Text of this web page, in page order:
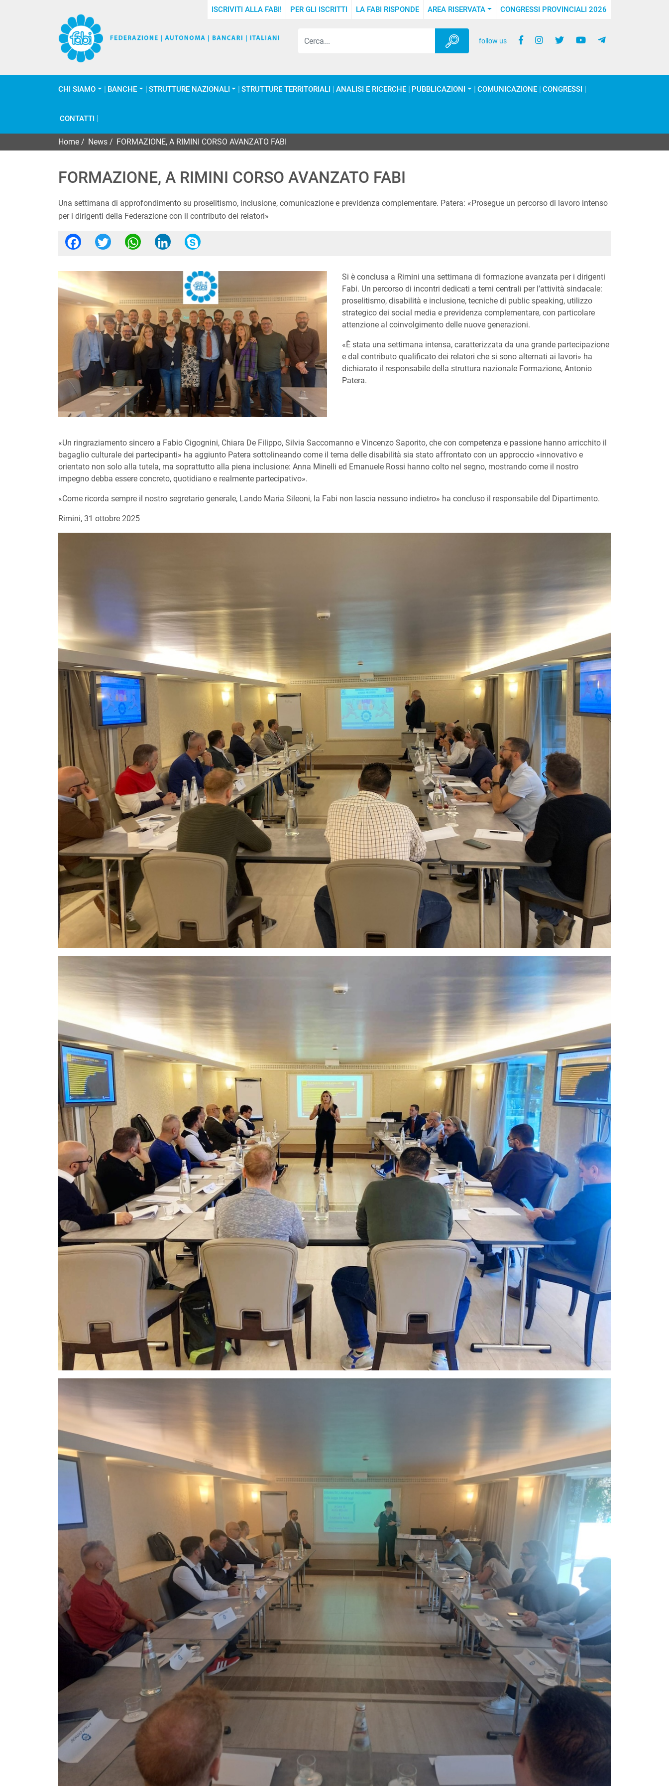
ISCRIVITI ALLA FABI! PER GLI ISCRITTI LA FABI RISPONDE AREA RISERVATA CONGRESSI PROVINCIALI 2026
follow us
CHI SIAMO BANCHE STRUTTURE NAZIONALI STRUTTURE TERRITORIALI ANALISI E RICERCHE PUBBLICAZIONI COMUNICAZIONE CONGRESSI
CONTATTI
Home News FORMAZIONE, A RIMINI CORSO AVANZATO FABI
FORMAZIONE, A RIMINI CORSO AVANZATO FABI
Una settimana di approfondimento su proselitismo, inclusione, comunicazione e previdenza complementare. Patera: «Prosegue un percorso di lavoro intenso
per i dirigenti della Federazione con il contributo dei relatori»
FacebookTwitterWhatsApp
LinkedIn
Si è conclusa a Rimini una settimana di formazione avanzata per i dirigenti
Fabi. Un percorso di incontri dedicati a temi centrali per l’attività sindacale:
proselitismo, disabilità e inclusione, tecniche di public speaking, utilizzo
strategico dei social media e previdenza complementare, con particolare
attenzione al coinvolgimento delle nuove generazioni.
«È stata una settimana intensa, caratterizzata da una grande partecipazione
e dal contributo qualificato dei relatori che si sono alternati ai lavori» ha
dichiarato il responsabile della struttura nazionale Formazione, Antonio
Patera.
«Un ringraziamento sincero a Fabio Cigognini, Chiara De Filippo, Silvia Saccomanno e Vincenzo Saporito, che con competenza e passione hanno arricchito il
bagaglio culturale dei partecipanti» ha aggiunto Patera sottolineando come il tema delle disabilità sia stato affrontato con un approccio «innovativo e
orientato non solo alla tutela, ma soprattutto alla piena inclusione: Anna Minelli ed Emanuele Rossi hanno colto nel segno, mostrando come il nostro
impegno debba essere concreto, quotidiano e realmente partecipativo».
«Come ricorda sempre il nostro segretario generale, Lando Maria Sileoni, la Fabi non lascia nessuno indietro» ha concluso il responsabile del Dipartimento.
Rimini, 31 ottobre 2025